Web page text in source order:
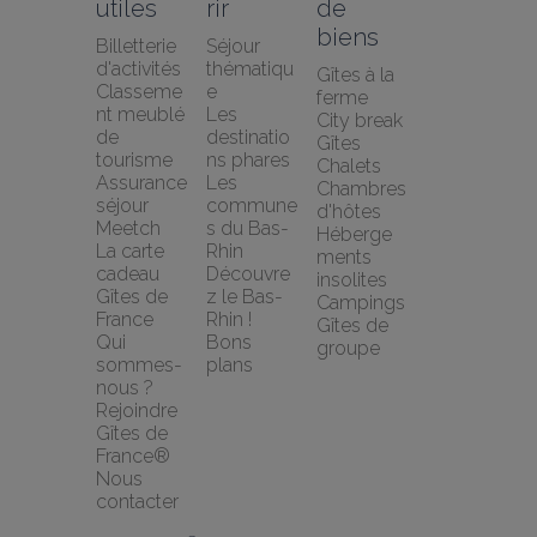
utiles
Billetterie
d'activités
Classeme
nt meublé
de
tourisme
Assurance
séjour
Meetch
La carte
cadeau
Gîtes de
France
Qui
sommes-
nous ?
Rejoindre
Gîtes de
France®
Nous
contacter
rir
Séjour
thématiqu
e
Les
destinatio
ns phares
Les
commune
s du Bas-
Rhin
Découvre
z le Bas-
Rhin !
Bons
plans
de
biens
Gîtes à la
ferme
City break
Gîtes
Chalets
Chambres
d'hôtes
Héberge
ments
insolites
Campings
Gîtes de
groupe